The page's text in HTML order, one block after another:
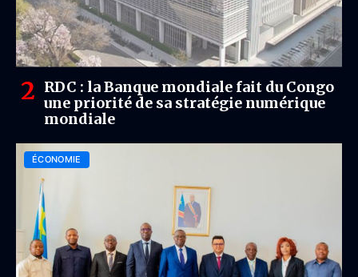
RDC : la Banque mondiale fait du Congo
une priorité de sa stratégie numérique
mondiale
ÉCONOMIE